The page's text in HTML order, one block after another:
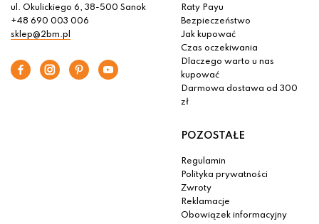
ul. Okulickiego 6, 38-500 Sanok
+48 690 003 006
sklep@2bm.pl
Raty Payu
Bezpieczeństwo
Jak kupować
Czas oczekiwania
Dlaczego warto u nas
kupować
Darmowa dostawa od 300
zł
POZOSTAŁE
Regulamin
Polityka prywatności
Zwroty
Reklamacje
Obowiązek informacyjny